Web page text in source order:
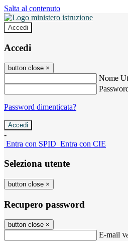
Salta al contenuto
Accedi
Accedi
button close ×
Nome
Password dimenticata?
-
Entra con SPID Entra con CIE
Seleziona utente
button close ×
Recupero password
button close ×
E-mail